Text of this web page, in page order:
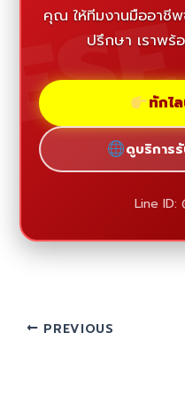
คุณ ให้ทีมงานมืออาชีพ
ปรึกษา เราพ
ทักไ
ดูบริการ
Line ID:
PREVIOUS